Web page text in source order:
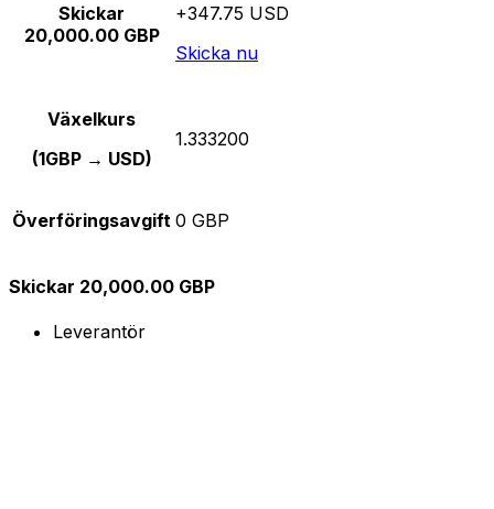
Skickar
20,000.00 GBP
+347.75 USD
Skicka nu
Växelkurs
(1GBP → USD)
1.333200
Överföringsavgift 0 GBP
Skickar 20,000.00 GBP
Leverantör